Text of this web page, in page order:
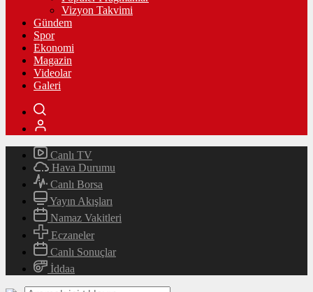
Vizyon Takvimi
Gündem
Spor
Ekonomi
Magazin
Videolar
Galeri
Canlı TV
Hava Durumu
Canlı Borsa
Yayın Akışları
Namaz Vakitleri
Eczaneler
Canlı Sonuçlar
İddaa